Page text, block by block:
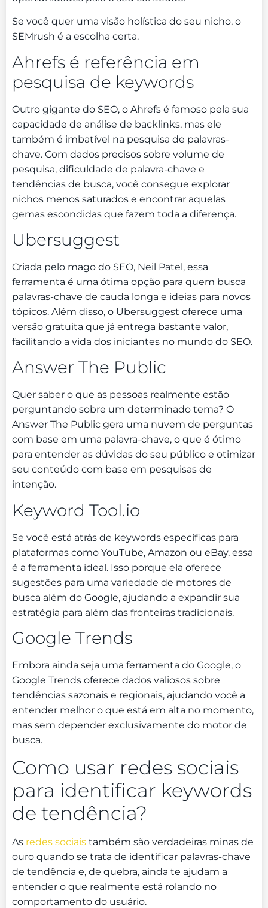
Se você quer uma visão holística do seu nicho, o
SEMrush é a escolha certa.
Ahrefs é referência em
pesquisa de keywords
Outro gigante do SEO, o Ahrefs é famoso pela sua
capacidade de análise de backlinks, mas ele
também é imbatível na pesquisa de palavras-
chave. Com dados precisos sobre volume de
pesquisa, dificuldade de palavra-chave e
tendências de busca, você consegue explorar
nichos menos saturados e encontrar aquelas
gemas escondidas que fazem toda a diferença.
Ubersuggest
Criada pelo mago do SEO, Neil Patel, essa
ferramenta é uma ótima opção para quem busca
palavras-chave de cauda longa e ideias para novos
tópicos. Além disso, o Ubersuggest oferece uma
versão gratuita que já entrega bastante valor,
facilitando a vida dos iniciantes no mundo do SEO.
Answer The Public
Quer saber o que as pessoas realmente estão
perguntando sobre um determinado tema? O
Answer The Public gera uma nuvem de perguntas
com base em uma palavra-chave, o que é ótimo
para entender as dúvidas do seu público e otimizar
seu conteúdo com base em pesquisas de
intenção.
Keyword Tool.io
Se você está atrás de keywords específicas para
plataformas como YouTube, Amazon ou eBay, essa
é a ferramenta ideal. Isso porque ela oferece
sugestões para uma variedade de motores de
busca além do Google, ajudando a expandir sua
estratégia para além das fronteiras tradicionais.
Google Trends
Embora ainda seja uma ferramenta do Google, o
Google Trends oferece dados valiosos sobre
tendências sazonais e regionais, ajudando você a
entender melhor o que está em alta no momento,
mas sem depender exclusivamente do motor de
busca.
Como usar redes sociais
para identificar keywords
de tendência?
As redes sociais também são verdadeiras minas de
ouro quando se trata de identificar palavras-chave
de tendência e, de quebra, ainda te ajudam a
entender o que realmente está rolando no
comportamento do usuário.